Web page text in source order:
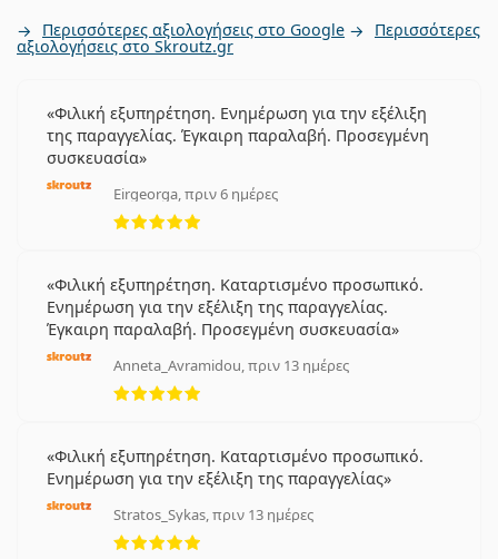
Περισσότερες αξιολογήσεις στο Google Περισσότερες
αξιολογήσεις στο Skroutz.gr
Φιλική εξυπηρέτηση. Ενημέρωση για την εξέλιξη
της παραγγελίας. Έγκαιρη παραλαβή. Προσεγμένη
συσκευασία
Eirgeorga, πριν 6 ημέρες
5 αξιολογήσεις από 5
Φιλική εξυπηρέτηση. Καταρτισμένο προσωπικό.
Ενημέρωση για την εξέλιξη της παραγγελίας.
Έγκαιρη παραλαβή. Προσεγμένη συσκευασία
Anneta_Avramidou, πριν 13 ημέρες
5 αξιολογήσεις από 5
Φιλική εξυπηρέτηση. Καταρτισμένο προσωπικό.
Ενημέρωση για την εξέλιξη της παραγγελίας
Stratos_Sykas, πριν 13 ημέρες
5 αξιολογήσεις από 5